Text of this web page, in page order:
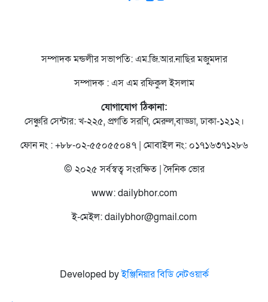
সম্পাদক মন্ডলীর সভাপতি: এম.জি.আর.নাছির মজুমদার
সম্পাদক : এস এম রফিকুল ইসলাম
যোগাযোগ ঠিকানা:
সেঞ্চুরি সেন্টার: খ-২২৫, প্রগতি সরণি, মেরুল,বাড্ডা, ঢাকা-১২১২।
ফোন নং : +৮৮-০২-৫৫০৫৫০৪৭ | মোবাইল নং: ০১৭১৬৩৭১২৮৬
© ২০২৫ সর্বস্বত্ব সংরক্ষিত | দৈনিক ভোর
www: dailybhor.com
ই-মেইল: dailybhor@gmail.com
Developed byইঞ্জিনিয়ার বিডি নেটওয়ার্ক